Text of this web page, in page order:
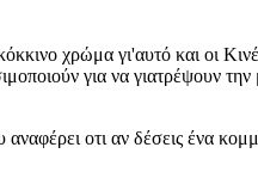
χρώμα γι'αυτό και οι
για να γιατρέψουν την
οτι αν δέσεις ένα